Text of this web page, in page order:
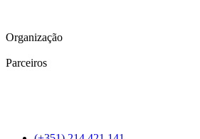
Organização
Parceiros